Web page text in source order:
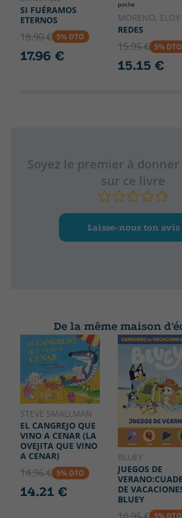
SI FUÉRAMOS
ETERNOS
18.90 € 5% DTO
17.96 €
poche
MORENO, ELOY
REDES
15.95 € 5% DTO
15.15 €
Soyez le premier à
sur ce livre
Laisse-nous ton avis
De la même maison
STEVE SMALLMAN
EL CANGREJO QUE
VINO A CENAR (LA
OVEJITA QUE VINO
A CENAR)
14.96 € 5% DTO
14.21 €
BLUEY
JUEGOS DE
DE
BLUEY